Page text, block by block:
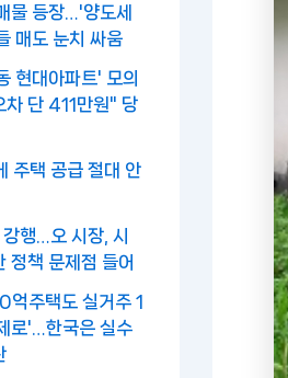
물 등장…'양도세
매도 눈치 싸움
현대아파트' 모의
차 단 411만원" 당
주택 공급 절대 안
행…오 시장, 시
정책 문제점 들어
주택도 실거주 1
로'…한국은 실수